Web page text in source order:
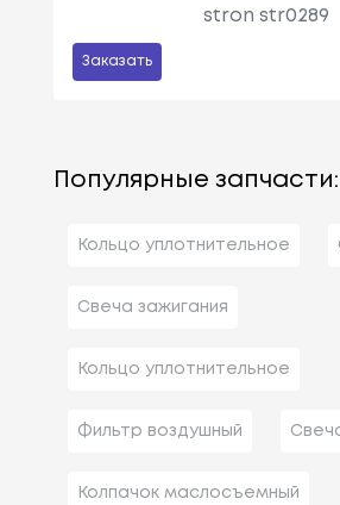
stron str0289
Заказать
Популярные запчасти:
Кольцо уплотнительное
Свеча зажигания
Кольцо уплотнительное
Фильтр воздушный
Колпачок маслосъемный